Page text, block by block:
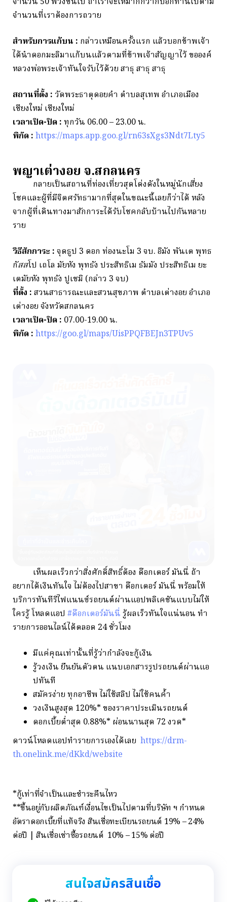
จำนวนที่เราต้องการถวาย
สำหรับการแก้บน : กล่าวเหมือนครั้งแรก แล้วบอกข้าพเจ้า
ได้นำดอกมะลิมาแก้บนแล้วตามที่ข้าพเจ้าสัญญาไว้ ขอองค์
หลวงพ่อพระเจ้าทันใจรับไว้ด้วย สาธุ สาธุ สาธุ
สถานที่ตั้ง :วัดพระธาตุดอยคำ ตำบลสุเทพ อำเภอเมือง
เชียงใหม่ เชียงใหม่
เวลาเปิด-ปิด :ทุกวัน 06.00 – 23.00 น.
พิกัด :https://maps.app.goo.gl/rn63sXgs3Ndt7Lty5
พญาเต่างอย จ.สกลนคร
กลายเป็นสถานที่ท่องเที่ยวสุดโด่งดังในหมู่นักเสี่ยง
โชคและผู้ที่มีจิตศรัทธามากที่สุดในขณะนี้เลยก็ว่าได้ หลัง
จากผู้ที่เดินทางมาสักการะได้รับโชคกลับบ้านไปกันหลาย
ราย
วิธีสักการะ :จุดธูป 3 ดอก ท่องนะโม 3 จบ. อิมัง พันเต พุทธ
กัสสโป เถโล มัยหัง พุทธัง ประสิทธิเม ธัมมัง ประสิทธิเม ยะ
เตมัยหัง พุทธัง ปูเชมิ (กล่าว 3 จบ)
ที่ตั้ง :สวนสาธารณะและสวนสุขภาพ ตำบลเต่างอย อำเภอ
เต่างอย จังหวัดสกลนคร
เวลาเปิด-ปิด : 07.00-19.00 น.
พิกัด:https://goo.gl/maps/UisPPQFBEJn3TPUv5
เห็นผลเร็วกว่าสิ่งศักดิ์สิทธิ์ต้อง ด๊อกเตอร์ มันนี่ ถ้า
อยากได้เงินทันใจ ไม่ต้องไปสาขา ด๊อกเตอร์ มันนี่ พร้อมให้
บริการทันทีรีไฟแนนซ์รถยนต์ผ่านแอปพลิเคชันแบบไม่ให้
ใครรู้ โหลดแอป #ด๊อกเตอร์มันนี่รู้ผลเร็วทันใจแน่นอน ทำ
รายการออนไลน์ได้ตลอด 24 ชั่วโมง
มีแค่คุณเท่านั้นที่รู้ว่ากำลังจะกู้เงิน
รู้วงเงิน ยืนยันตัวตน แนบเอกสารรูปรถยนต์ผ่านแอ
ปทันที
สมัครง่าย ทุกอาชีพ ไม่ใช้สลิป ไม่ใช้คนค้ำ
วงเงินสูงสุด 120%* ของราคาประเมินรถยนต์
ดอกเบี้ยต่ำสุด 0.88%* ผ่อนนานสุด 72 งวด*
ดาวน์โหลดแอปทำรายการเองได้เลย https://drm-
th.onelink.me/dKkd/website
*กู้เท่าที่จำเป็นและชำระคืนไหว
**ขึ้นอยู่กับผลิตภัณฑ์เงื่อนไขเป็นไปตามที่บริษัท ฯ กำหนด
อัตราดอกเบี้ยที่แท้จริง สินเชื่อทะเบียนรถยนต์ 19% – 24%
ต่อปี | สินเชื่อเช่าซื้อรถยนต์ 10% – 15% ต่อปี
สนใจสมัครสินเชื่อ